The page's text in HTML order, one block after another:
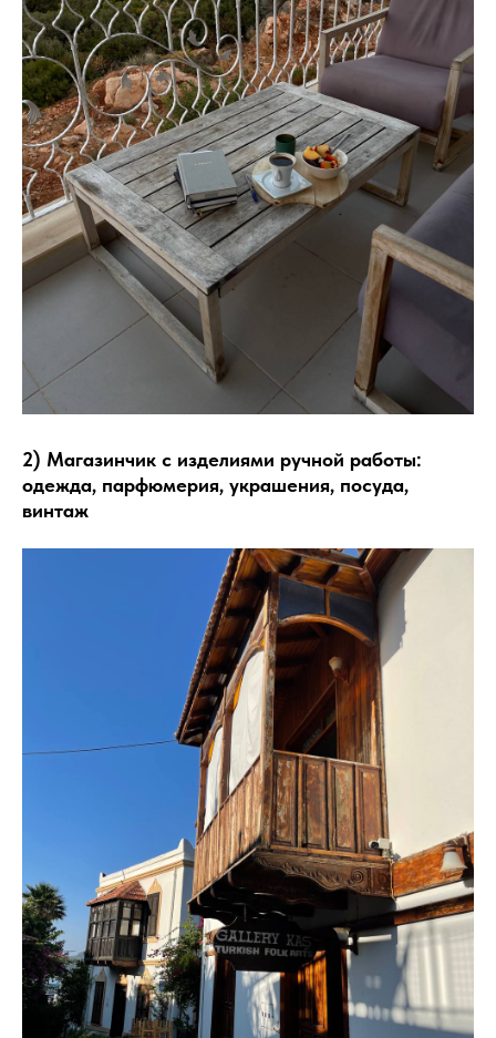
2) Магазинчик с изделиями ручной работы:
одежда, парфюмерия, украшения, посуда,
винтаж